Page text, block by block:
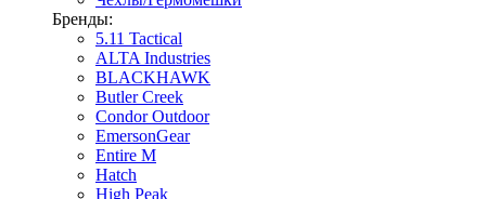
Бренды:
5.11 Tactical
ALTA Industries
BLACKHAWK
Butler Creek
Condor Outdoor
EmersonGear
Entire M
Hatch
High Peak